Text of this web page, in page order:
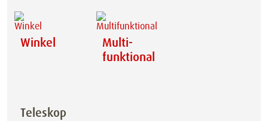
Winkel
Multi­
funktional
Teleskop